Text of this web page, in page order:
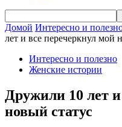
Домой Интересно и
лет и все перечеркнул мой
Интересно и полезно
Женские истории
Дружили 10 лет
новый статус